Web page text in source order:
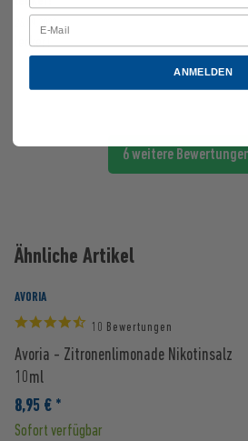
26.09.2023
lecker!
6 weitere
Ähnliche Artikel
AVORIA
10 Bewertungen
Avoria - Zitronenlimonade Nikotinsalz
10ml
8,95 € *
Sofort verfügbar
ANMELDEN